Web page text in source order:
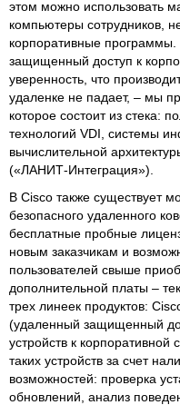
этом можно использовать
компьютеры сотрудников,
корпоративные
защищенный доступ к
уверенность, что
удаленке не падает, – мы
которое состоит из стека:
технологий VDI, системы
вычислительной
(«ЛАНИТ-Интеграция»).
В Cisco также существует
безопасного удаленного
бесплатные пробные
новым заказчикам и
пользователей свыше
дополнительной платы –
трех линеек продуктов:
(удаленный защищенный
устройств к
таких устройств за счет
возможностей: проверка
обновлений, анализ